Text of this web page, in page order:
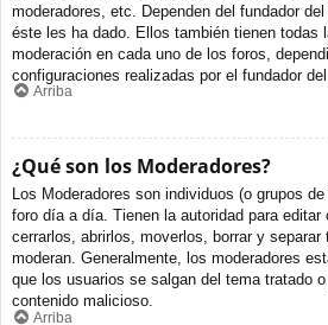
moderadores, etc. Dependen del fundador
éste les ha dado. Ellos también tienen todas
moderación en cada uno de los foros,
configuraciones realizadas por el fundador del
Arriba
¿Qué son los Moderadores?
Los Moderadores son individuos (o grupos
foro día a día. Tienen la autoridad para editar
cerrarlos, abrirlos, moverlos, borrar y separar
moderan. Generalmente, los moderadores
que los usuarios se salgan del tema tratado
contenido malicioso.
Arriba